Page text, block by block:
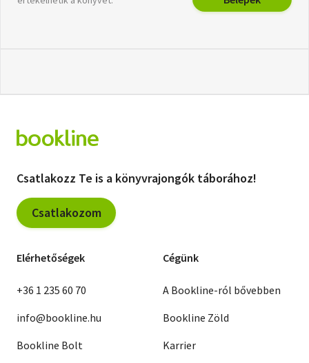
Csatlakozz Te is a könyvrajongók táborához!
Csatlakozom
Elérhetőségek
+36 1 235 60 70
info@bookline.hu
Bookline Bolt
Cégünk
A Bookline-ról bővebben
Bookline Zöld
Karrier